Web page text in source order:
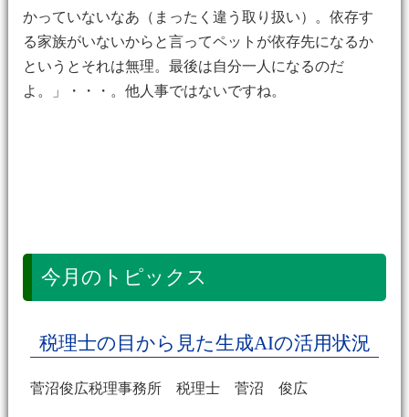
かっていないなあ（まったく違う取り扱い）。依存す
る家族がいないからと言ってペットが依存先になるか
というとそれは無理。最後は自分一人になるのだ
よ。」・・・。他人事ではないですね。
今月のトピックス
税理士の目から見た生成AIの活用状況
菅沼俊広税理事務所 税理士 菅沼 俊広